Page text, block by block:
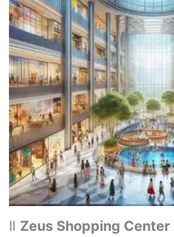
Il Zeus Shopping Center